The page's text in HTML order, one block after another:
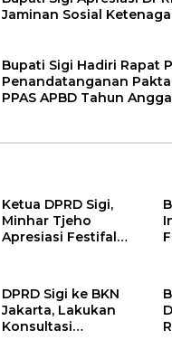
Jaminan Sosial
Bupati Sigi Hadiri Rapat
Penandatanganan
PPAS APBD Tahun
Ketua DPRD Sigi,
Minhar Tjeho
Apresiasi Festifal
DPRD Sigi ke BKN
Jakarta, Lakukan
Konsultasi